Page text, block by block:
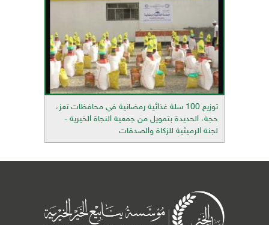
توزيع 100 سلة غذائية رمضانية في محافظات تعز،
حجة، الحديدة بتمويل من جمعية النجاة الخيرية -
لجنة الرميثية للزكاة والصدقات